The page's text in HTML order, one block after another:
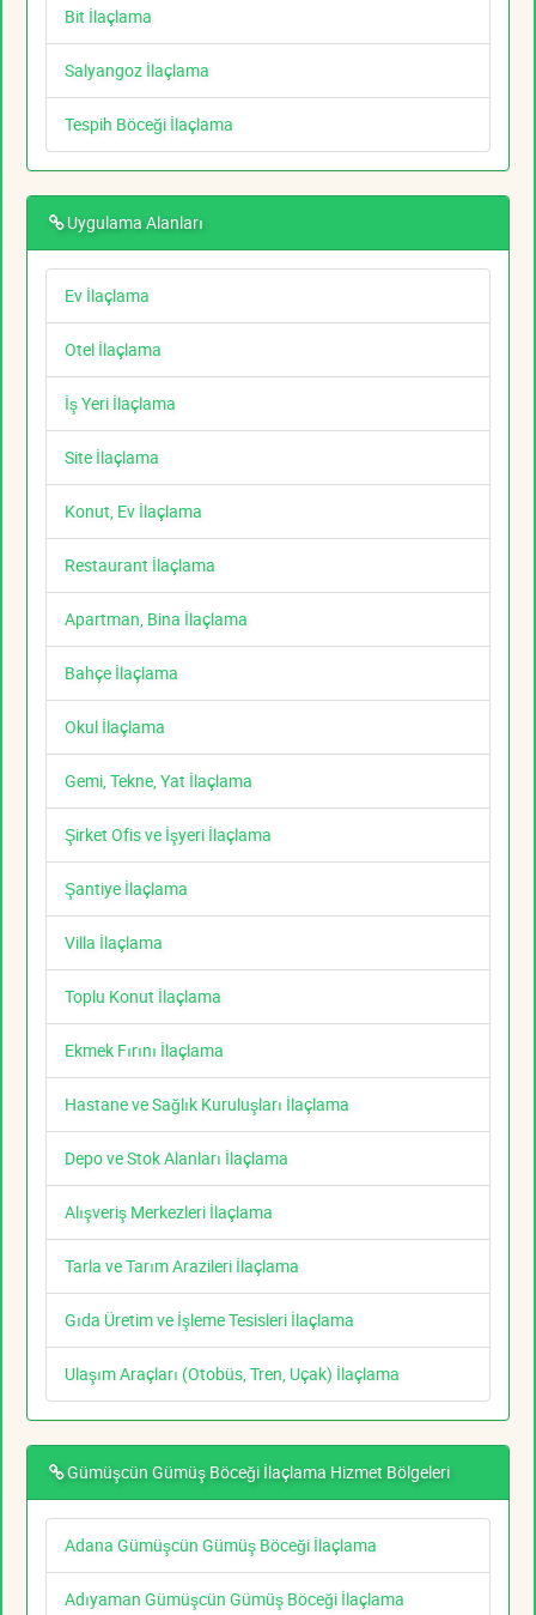
Bit İlaçlama
Salyangoz İlaçlama
Tespih Böceği İlaçlama
Uygulama Alanları
Ev İlaçlama
Otel İlaçlama
İş Yeri İlaçlama
Site İlaçlama
Konut, Ev İlaçlama
Restaurant İlaçlama
Apartman, Bina İlaçlama
Bahçe İlaçlama
Okul İlaçlama
Gemi, Tekne, Yat İlaçlama
Şirket Ofis ve İşyeri İlaçlama
Şantiye İlaçlama
Villa İlaçlama
Toplu Konut İlaçlama
Ekmek Fırını İlaçlama
Hastane ve Sağlık Kuruluşları İlaçlama
Depo ve Stok Alanları İlaçlama
Alışveriş Merkezleri İlaçlama
Tarla ve Tarım Arazileri İlaçlama
Gıda Üretim ve İşleme Tesisleri İlaçlama
Ulaşım Araçları (Otobüs, Tren, Uçak) İlaçlama
Gümüşcün Gümüş Böceği İlaçlama Hizmet Bölgeleri
Adana Gümüşcün Gümüş Böceği İlaçlama
Adıyaman Gümüşcün Gümüş Böceği İlaçlama